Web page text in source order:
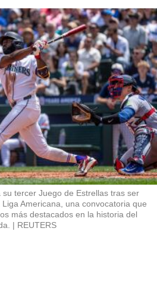
tercer Juego de Estrellas tras ser
Americana, una convocatoria que
más destacados en la historia del
REUTERS